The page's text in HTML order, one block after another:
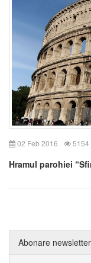
02 Feb 2016 5154
Hramul parohiei
Abonare newsletter